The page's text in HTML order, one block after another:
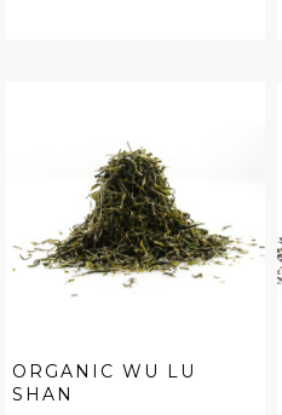
ORGANIC WU LU
SHAN